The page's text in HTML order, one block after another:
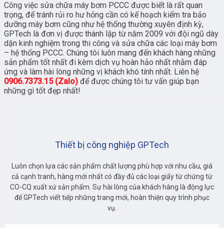
Công việc sửa chữa máy bơm PCCC được biết là rất quan
trọng, để tránh rủi ro hư hỏng cần có kế hoạch kiểm tra bảo
dưỡng máy bơm cũng như hệ thống thường xuyên định kỳ,
GPTech là đơn vị được thành lập từ năm 2009 với đội ngũ dày
dặn kinh nghiệm trong thi công và sửa chữa các loại máy bơm
– hệ thống PCCC. Chúng tôi luôn mang đến khách hàng những
sản phẩm tốt nhất đi kèm dịch vụ hoàn hảo nhất nhằm đáp
ứng và làm hài lòng những vị khách khó tính nhất. Liên hệ
0906.7373.15 (Zalo) để được chúng tôi tư vấn giúp bạn
những gì tốt đẹp nhất!
Thiết bị công nghiệp GPTech
Luôn chọn lựa các sản phẩm chất lượng phù hợp với nhu cầu, giá
cả cạnh tranh, hàng mới nhất có đầy đủ các loại giấy từ chứng từ
CO-CQ xuất xứ sản phẩm. Sự hài lòng của khách hàng là động lực
để GPTech viết tiếp những trang mới, hoàn thiện quy trình phục
vụ.